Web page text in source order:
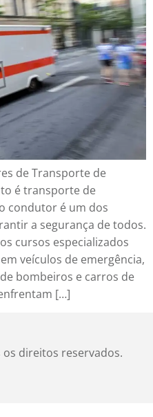
de Transporte de
é transporte de
condutor é um dos
a segurança de todos.
cursos especializados
veículos de emergência,
bombeiros e carros de
[…]
direitos reservados.